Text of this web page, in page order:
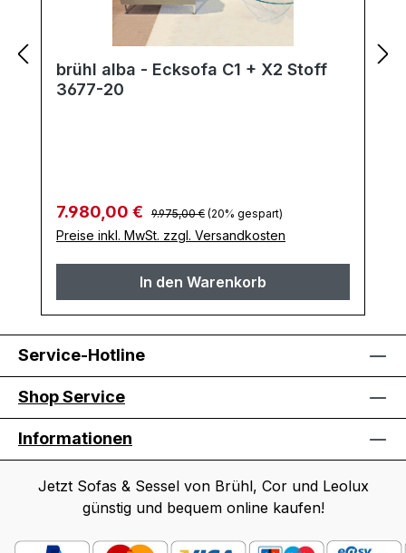
brühl alba - Ecksofa C1 + X2 Stoff
3677-20
Verkaufspreis:
7.980,00 € Regulärer Preis:
9.975,00 € (20% gespart)
Preise inkl. MwSt. zzgl. Versandkosten
In den Warenkorb
Service-Hotline
Shop Service
Informationen
Jetzt Sofas & Sessel von Brühl, Cor und Leolux
günstig und bequem online kaufen!